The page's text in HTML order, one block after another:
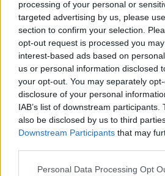
processing of your personal or
targeted advertising by us, please
section to confirm your selection.
opt-out request is processed you
interest-based ads based on
us or personal information disclosed
your opt-out. You may separately
disclosure of your personal
IAB’s list of downstream
also be disclosed by us to third
Downstream Participants that may
Please note that this website/app
Personal Data Processing Opt
Jön még